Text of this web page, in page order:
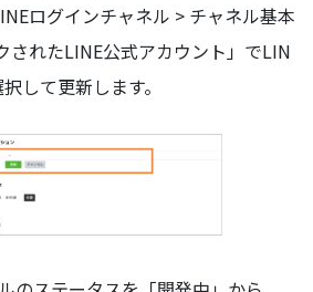
ログインチャネル > チャネル基本
されたLINE公式アカウント」でLIN
して更新します。